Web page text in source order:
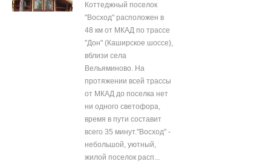
Коттеджный поселок
"Восход" расположен в
48 км от МКАД по трассе
"Дон" (Каширское шоссе),
вблизи села
Вельяминово. На
протяжении всей трассы
от МКАД до поселка нет
ни одного светофора,
время в пути составит
всего 35 минут."Восход" -
небольшой, уютный,
жилой поселок расп...